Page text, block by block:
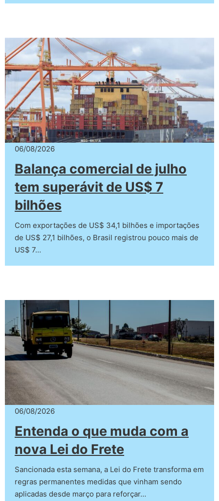
06/08/2026
Balança comercial de julho
tem superávit de US$ 7
bilhões
Com exportações de US$ 34,1 bilhões e importações
de US$ 27,1 bilhões, o Brasil registrou pouco mais de
US$ 7…
06/08/2026
Entenda o que muda com a
nova Lei do Frete
Sancionada esta semana, a Lei do Frete transforma em
regras permanentes medidas que vinham sendo
aplicadas desde março para reforçar…